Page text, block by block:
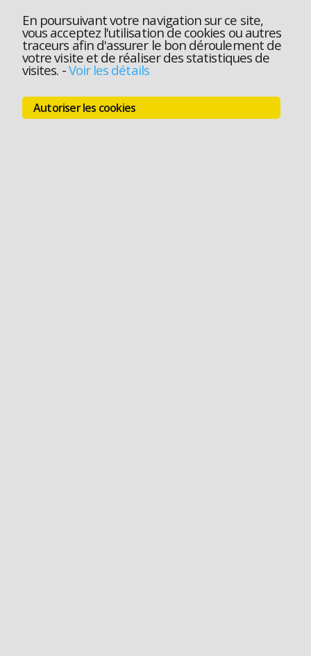
En poursuivant votre navigation sur ce site,
vous acceptez l'utilisation de cookies ou autres
traceurs afin d'assurer le bon déroulement de
votre visite et de réaliser des statistiques de
visites. -Voir les détails
Autoriser les cookies